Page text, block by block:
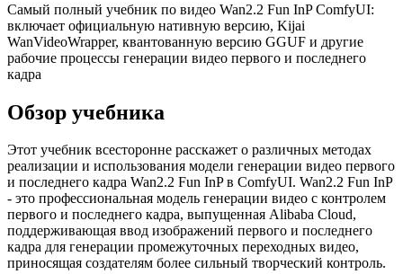
Самый полный учебник по видео Wan2.2 Fun InP ComfyUI:
включает официальную нативную версию, Kijai
WanVideoWrapper, квантованную версию GGUF и другие
рабочие процессы генерации видео первого и последнего
кадра
Обзор учебника
Этот учебник всесторонне расскажет о различных методах
реализации и использования модели генерации видео первого
и последнего кадра Wan2.2 Fun InP в ComfyUI. Wan2.2 Fun InP
- это профессиональная модель генерации видео с контролем
первого и последнего кадра, выпущенная Alibaba Cloud,
поддерживающая ввод изображений первого и последнего
кадра для генерации промежуточных переходных видео,
приносящая создателям более сильный творческий контроль.